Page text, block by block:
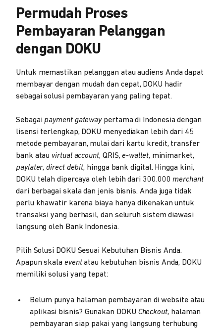
Permudah Proses
Pembayaran Pelanggan
dengan DOKU
Untuk memastikan pelanggan atau audiens Anda dapat
membayar dengan mudah dan cepat, DOKU hadir
sebagai solusi pembayaran yang paling tepat.
Sebagaipayment gatewaypertama di Indonesia dengan
lisensi terlengkap, DOKU menyediakan lebih dari 45
metode pembayaran, mulai dari kartu kredit, transfer
bank atau virtual account, QRIS,e-wallet, minimarket,
paylater,direct debit, hingga bank digital. Hingga kini,
DOKU telah dipercaya oleh lebih dari 300.000merchant
dari berbagai skala dan jenis bisnis. Anda juga tidak
perlu khawatir karena biaya hanya dikenakan untuk
transaksi yang berhasil, dan seluruh sistem diawasi
langsung oleh Bank Indonesia.
Pilih Solusi DOKU Sesuai Kebutuhan Bisnis Anda.
Apapun skala eventatau kebutuhan bisnis Anda, DOKU
memiliki solusi yang tepat:
Belum punya halaman pembayaran di website atau
aplikasi bisnis? Gunakan DOKU Checkout, halaman
pembayaran siap pakai yang langsung terhubung